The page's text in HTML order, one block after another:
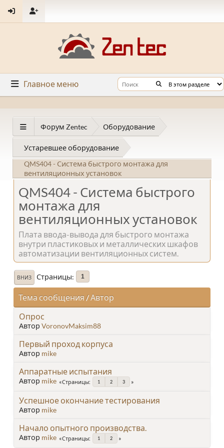
Главное меню
Форум Zentec Оборудование
Устаревшее оборудование
QMS404 - Система быстрого монтажа для
вентиляционных установок
QMS404 - Система быстрого
монтажа для
вентиляционных установок
Плата ввода-вывода для быстрого монтажа
внутри пластиковых и металлических шкафов
автоматизации вентиляционных систем.
ВНИЗ Страницы 1
Тема сообщения / Автор
Опрос
Автор VoronovMaksim88
Первый проход корпуса
Автор mike
Аппаратные испытания
Автор mike Страницы 1 2 3
Успешное окончание тестирования
Автор mike
Начало опытного производства.
Автор mike Страницы 1 2